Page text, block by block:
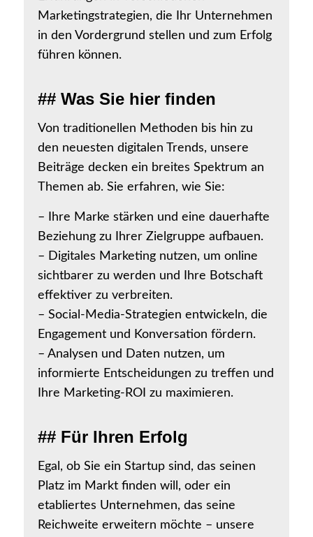
Marketingstrategien, die Ihr Unternehmen
in den Vordergrund stellen und zum Erfolg
führen können.
## Was Sie hier finden
Von traditionellen Methoden bis hin zu
den neuesten digitalen Trends, unsere
Beiträge decken ein breites Spektrum an
Themen ab. Sie erfahren, wie Sie:
– Ihre Marke stärken und eine dauerhafte
Beziehung zu Ihrer Zielgruppe aufbauen.
– Digitales Marketing nutzen, um online
sichtbarer zu werden und Ihre Botschaft
effektiver zu verbreiten.
– Social-Media-Strategien entwickeln, die
Engagement und Konversation fördern.
– Analysen und Daten nutzen, um
informierte Entscheidungen zu treffen und
Ihre Marketing-ROI zu maximieren.
## Für Ihren Erfolg
Egal, ob Sie ein Startup sind, das seinen
Platz im Markt finden will, oder ein
etabliertes Unternehmen, das seine
Reichweite erweitern möchte – unsere